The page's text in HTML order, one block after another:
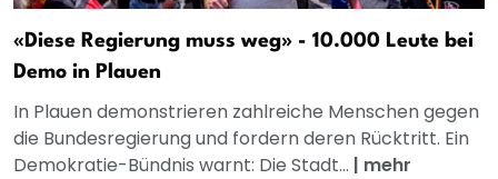
«Diese Regierung muss weg» - 10.000 Leute bei
Demo in Plauen
In Plauen demonstrieren zahlreiche Menschen gegen
die Bundesregierung und fordern deren Rücktritt. Ein
Demokratie-Bündnis warnt: Die Stadt... | mehr